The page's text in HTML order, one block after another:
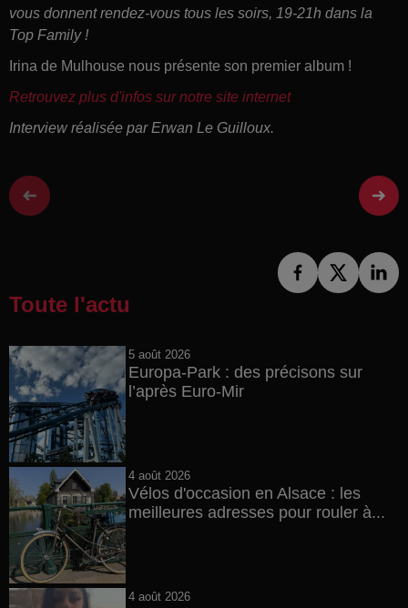
vous donnent rendez-vous tous les soirs, 19-21h dans la
Top Family !
Irina de Mulhouse nous présente son premier album !
Retrouvez plus d'infos sur notre site internet
Interview réalisée par Erwan Le Guilloux.
Toute l'actu
5 août 2026
Europa-Park : des précisons sur
l’après Euro-Mir
4 août 2026
Vélos d'occasion en Alsace : les
meilleures adresses pour rouler à...
4 août 2026